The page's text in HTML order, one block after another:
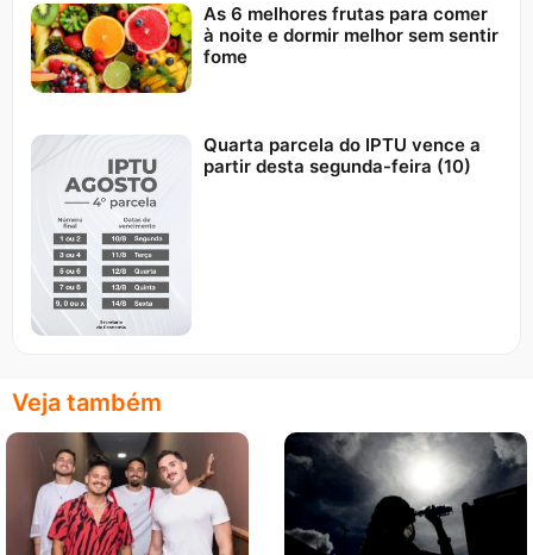
As 6 melhores frutas para comer
à noite e dormir melhor sem sentir
fome
Quarta parcela do IPTU vence a
partir desta segunda-feira (10)
Veja também